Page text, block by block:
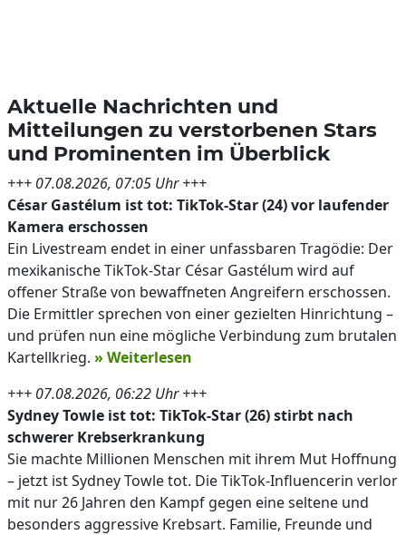
Aktuelle Nachrichten und
Mitteilungen zu verstorbenen Stars
und Prominenten im Überblick
+++ 07.08.2026, 07:05 Uhr +++
César Gastélum ist tot: TikTok-Star (24) vor laufender
Kamera erschossen
Ein Livestream endet in einer unfassbaren Tragödie: Der
mexikanische TikTok-Star César Gastélum wird auf
offener Straße von bewaffneten Angreifern erschossen.
Die Ermittler sprechen von einer gezielten Hinrichtung –
und prüfen nun eine mögliche Verbindung zum brutalen
Kartellkrieg. » Weiterlesen
+++ 07.08.2026, 06:22 Uhr +++
Sydney Towle ist tot: TikTok-Star (26) stirbt nach
schwerer Krebserkrankung
Sie machte Millionen Menschen mit ihrem Mut Hoffnung
– jetzt ist Sydney Towle tot. Die TikTok-Influencerin verlor
mit nur 26 Jahren den Kampf gegen eine seltene und
besonders aggressive Krebsart. Familie, Freunde und